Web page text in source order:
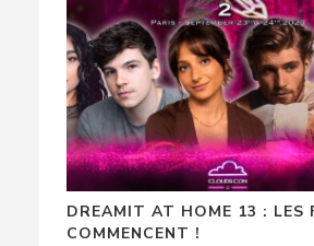
DREAMIT AT HOME 13 : LES
COMMENCENT !